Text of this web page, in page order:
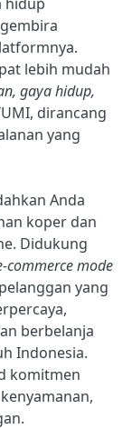
lebih mudah
gaya hidup,
dirancang
yang
Anda
koper dan
Didukung
commerce mode
yang
berbelanja
Indonesia.
komitmen